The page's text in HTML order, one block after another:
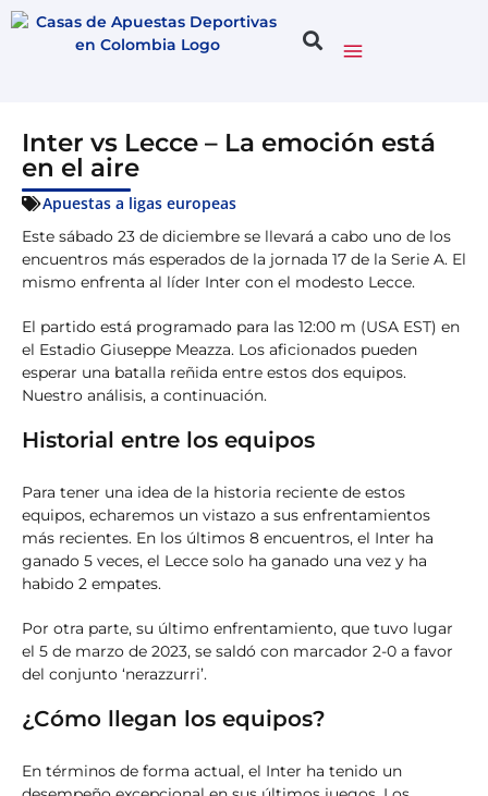
Inter vs Lecce – La emoción está
en el aire
Apuestas a ligas europeas
Este sábado 23 de diciembre se llevará a cabo uno de los
encuentros más esperados de la jornada 17 de la Serie A. El
mismo enfrenta al líder Inter con el modesto Lecce.
El partido está programado para las 12:00 m (USA EST) en
el Estadio Giuseppe Meazza. Los aficionados pueden
esperar una batalla reñida entre estos dos equipos.
Nuestro análisis, a continuación.
Historial entre los equipos
Para tener una idea de la historia reciente de estos
equipos, echaremos un vistazo a sus enfrentamientos
más recientes. En los últimos 8 encuentros, el Inter ha
ganado 5 veces, el Lecce solo ha ganado una vez y ha
habido 2 empates.
Por otra parte, su último enfrentamiento, que tuvo lugar
el 5 de marzo de 2023, se saldó con marcador 2-0 a favor
del conjunto ‘nerazzurri’.
¿Cómo llegan los equipos?
En términos de forma actual, el Inter ha tenido un